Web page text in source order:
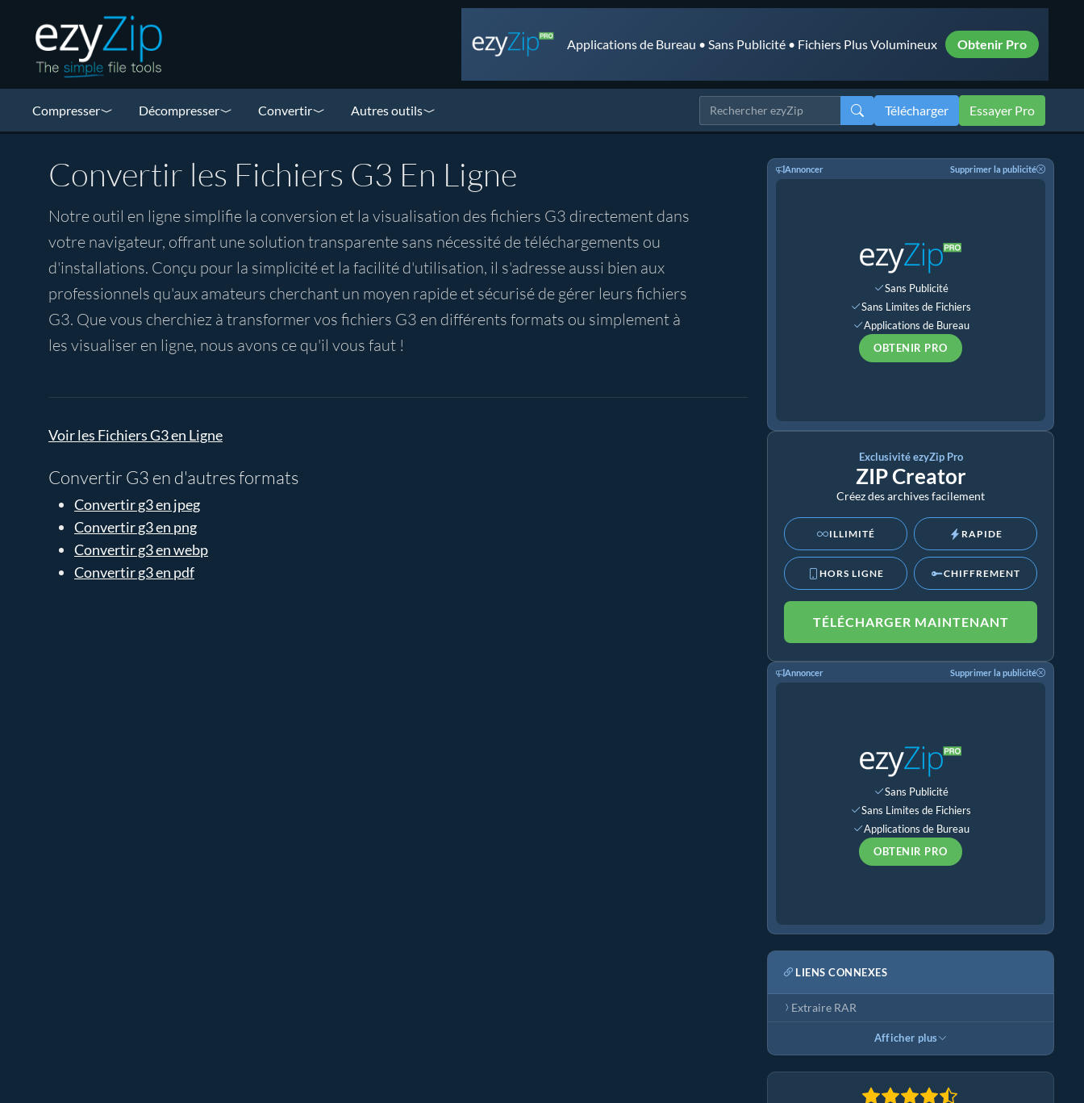
Applications de Bureau • Sans Publicité • Fichiers Plus Volumineux Obtenir Pro
Compresser Décompresser Convertir Autres outils Télécharger Essayer Pro
Convertir les Fichiers G3 En Ligne
Notre outil en ligne simplifie la conversion et la visualisation des fichiers G3 directement dans
votre navigateur, offrant une solution transparente sans nécessité de téléchargements ou
d'installations. Conçu pour la simplicité et la facilité d'utilisation, il s'adresse aussi bien aux
professionnels qu'aux amateurs cherchant un moyen rapide et sécurisé de gérer leurs fichiers
G3. Que vous cherchiez à transformer vos fichiers G3 en différents formats ou simplement à
les visualiser en ligne, nous avons ce qu'il vous faut !
Voir les Fichiers G3 en Ligne
Convertir G3 en d'autres formats
Convertir g3 en jpeg
Convertir g3 en png
Convertir g3 en webp
Convertir g3 en pdf
Annoncer Supprimer la publicité
Sans Publicité
Sans Limites de Fichiers
Applications de Bureau
OBTENIR PRO
Exclusivité ezyZip Pro
ZIP Creator
Créez des archives facilement
ILLIMITÉ RAPIDE
HORS LIGNE CHIFFREMENT
TÉLÉCHARGER MAINTENANT
Annoncer Supprimer la publicité
Sans Publicité
Sans Limites de Fichiers
Applications de Bureau
OBTENIR PRO
LIENS CONNEXES
Extraire RAR
Afficher plus